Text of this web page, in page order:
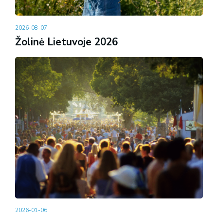
2026-08-07
Žolinė Lietuvoje 2026
2026-01-06